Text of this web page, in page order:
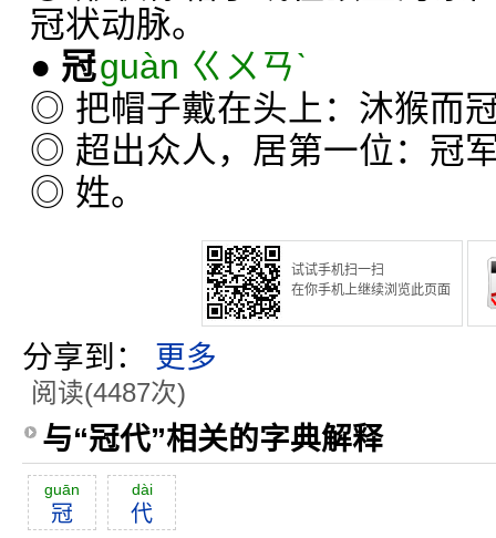
冠状动脉。
● 冠guàn ㄍㄨㄢˋ
◎ 把帽子戴在头上：沐猴而
◎ 超出众人，居第一位：冠
◎ 姓。
试试手机扫一扫
在你手机上继续浏览此页面
分享到： 更多
阅读(4487次)
与“冠代”相关的字典解释
guān
冠
dài
代